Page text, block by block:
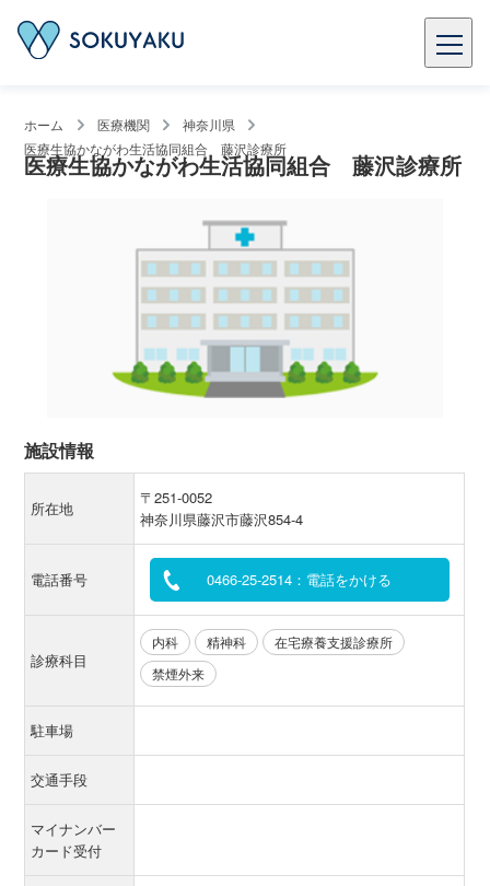
ホーム 医療機関
神奈川県
医療生協かながわ生活協同組合 藤沢診療所
医療生協かながわ生活協同組合 藤沢診療所
施設情報
所在地
〒251-0052
神奈川県藤沢市藤沢854-4
電話番号 0466-25-2514：電話をかける
診療科目
内科 精神科
在宅療養支援診療所
禁煙外来
駐車場
交通手段
マイナンバー
カード受付